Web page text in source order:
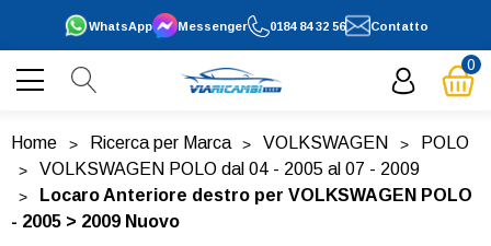
0184 84 32 56
WhatsApp Contatto
Messenger
0
Home Ricerca per Marca VOLKSWAGEN
POLO
VOLKSWAGEN POLO dal 04 - 2005 al 07 - 2009
Locaro Anteriore destro per VOLKSWAGEN POLO
- 2005 > 2009 Nuovo